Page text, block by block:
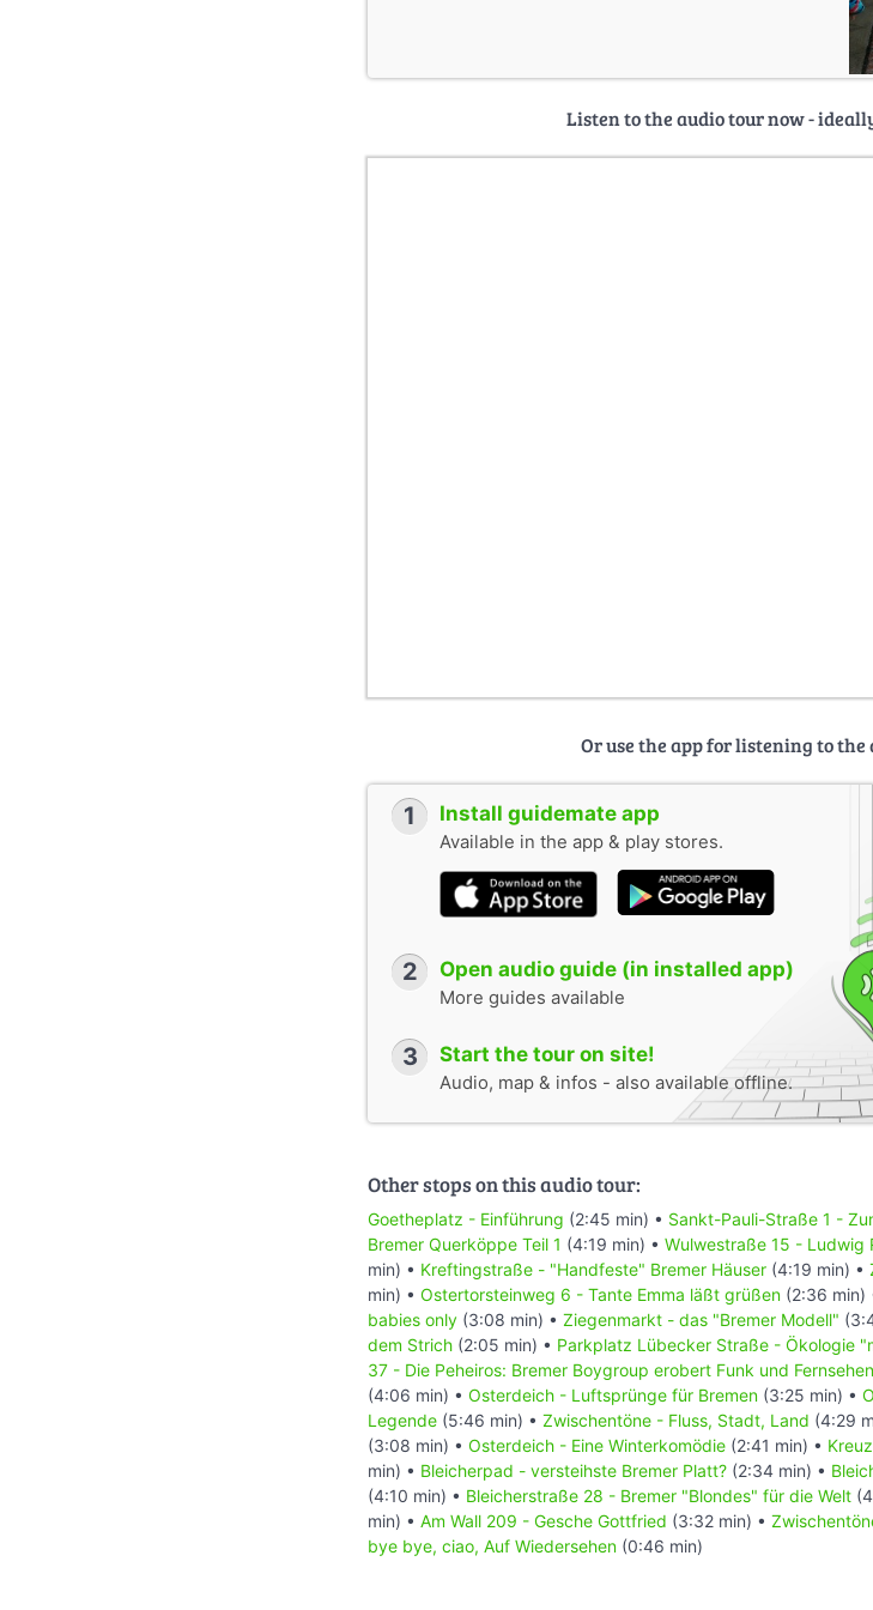
Listen to the audio tour now -
Or use the app for listening to the
1 Install guidemate app
Available in the app & play stores.
2 Open audio guide (in installed app)
More guides available
3 Start the tour on site!
Audio, map & infos - also available offline.
Other stops on this audio tour:
Goetheplatz - Einführung (2:45 min) • Sankt-Pauli-Straße 1 -
Bremer Querköppe Teil 1 (4:19 min) • Wulwestraße 15 - Ludwig
min) • Kreftingstraße - "Handfeste" Bremer Häuser (4:19 min) •
min) • Ostertorsteinweg 6 - Tante Emma läßt grüßen (2:36 min)
babies only (3:08 min) • Ziegenmarkt - das "Bremer Modell"
dem Strich (2:05 min) • Parkplatz Lübecker Straße - Ökologie
37 - Die Peheiros: Bremer Boygroup erobert Funk und Fernsehen
(4:06 min) • Osterdeich - Luftsprünge für Bremen (3:25 min) •
Legende (5:46 min) • Zwischentöne - Fluss, Stadt, Land (4:29
(3:08 min) • Osterdeich - Eine Winterkomödie (2:41 min) •
min) • Bleicherpad - versteihste Bremer Platt? (2:34 min) •
(4:10 min) • Bleicherstraße 28 - Bremer "Blondes" für die Welt
min) • Am Wall 209 - Gesche Gottfried (3:32 min) •
bye bye, ciao, Auf Wiedersehen (0:46 min)